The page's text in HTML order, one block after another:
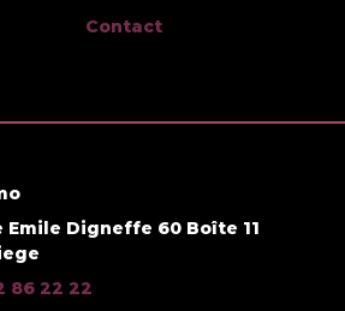
Contact
Emile Digneffe 60 Boîte 11
86 22 22